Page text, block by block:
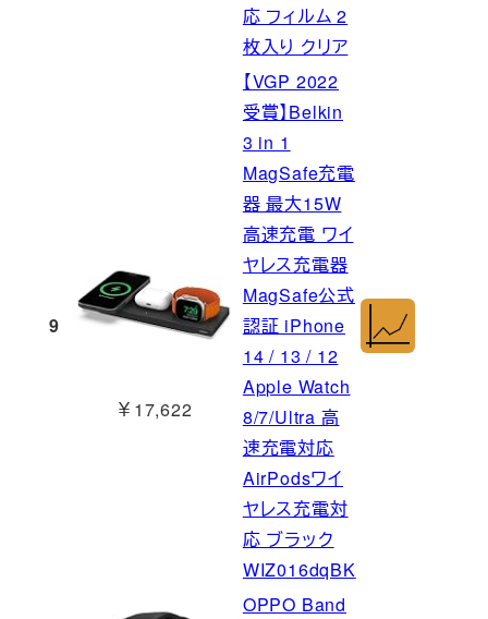
応 フィルム 2
枚入り クリア
9
￥17,622
【VGP 2022
受賞】Belkin
3 in 1
MagSafe充電
器 最大15W
高速充電 ワイ
ヤレス充電器
MagSafe公式
認証 iPhone
14 / 13 / 12
Apple Watch
8/7/Ultra 高
速充電対応
AirPodsワイ
ヤレス充電対
応 ブラック
WIZ016dqBK
OPPO Band